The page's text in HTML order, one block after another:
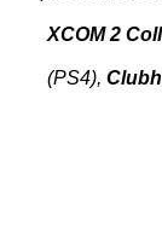
XCOM 2
(PS4),